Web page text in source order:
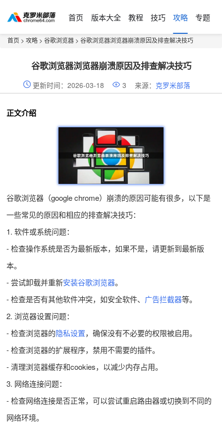
首页 版本大全 教程 技巧 攻略 专题
首页 > 攻略 > 谷歌浏览器 > 谷歌浏览器浏览器崩溃原因及排查解决技巧
谷歌浏览器浏览器崩溃原因及排查解决技巧
更新时间：2026-03-18 3 来源： 克罗米部落
正文介绍
谷歌浏览器（google chrome）崩溃的原因可能有很多，以下是
一些常见的原因和相应的排查解决技巧：
1. 软件或系统问题：
- 检查操作系统是否为最新版本，如果不是，请更新到最新版
本。
- 尝试卸载并重新安装谷歌浏览器。
- 检查是否有其他软件冲突，如安全软件、 广告拦截器等。
2. 浏览器设置问题：
- 检查浏览器的隐私设置，确保没有不必要的权限被启用。
- 检查浏览器的扩展程序，禁用不需要的插件。
- 清理浏览器缓存和cookies，以减少内存占用。
3. 网络连接问题：
- 检查网络连接是否正常，可以尝试重启路由器或切换到不同的
网络环境。